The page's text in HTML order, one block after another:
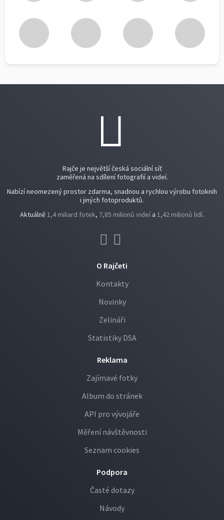
Rajče je největší česká sociální síť
zaměřená na sdílení fotografií a videí.
Nabízí neomezený prostor zdarma, snadnou a rychlou výrobu fotoknih
i jiných fotoproduktů.
Aktuálně1,4 miliard fotek, 7,85 milionů videí a 1,42 milionů lidí.
O Rajčeti
Kontakty
Novinky
Zelináři
Statistiky DSA
Reklama
Zajímavé fotky
Album do stránek
API pro vývojáře
Měření návštěvnosti
Seznam cookies
Podpora
Časté dotazy
Návody